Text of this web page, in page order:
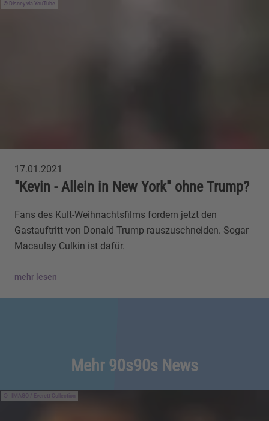
Disney via YouTube
17.01.2021
"Kevin - Allein in New York" ohne Trump?
Fans des Kult-Weihnachtsfilms fordern jetzt den
Gastauftritt von Donald Trump rauszuschneiden. Sogar
Macaulay Culkin ist dafür.
mehr lesen
Mehr 90s90s News
IMAGO / Everett Collection